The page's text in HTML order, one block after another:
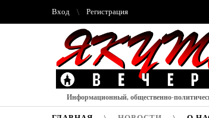
Вход Регистрация
Информационный, общественно-